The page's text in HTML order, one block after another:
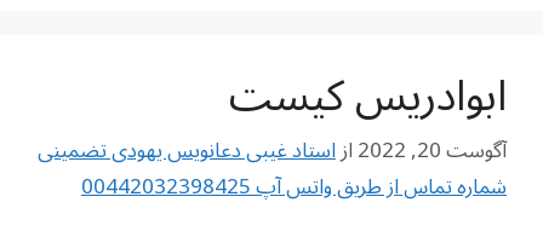
ابوادریس کیست
آگوست 20, 2022 ازاستاد غیبی دعانویس یهودی تضمینی
شماره تماس از طریق واتس آپ 00442032398425